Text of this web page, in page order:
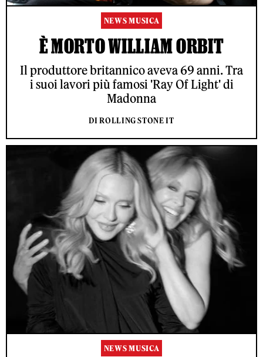
NEWS MUSICA
È MORTO WILLIAM ORBIT
Il produttore britannico aveva 69 anni. Tra
i suoi lavori più famosi 'Ray Of Light' di
Madonna
DI ROLLING STONE IT
NEWS MUSICA